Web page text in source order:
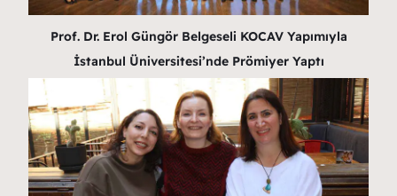
Prof. Dr. Erol Güngör Belgeseli KOCAV Yapımıyla
İstanbul Üniversitesi’nde Prömiyer Yaptı